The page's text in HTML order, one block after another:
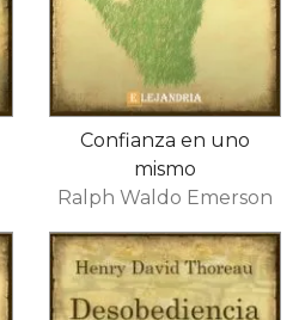
Confianza en uno
mismo
Ralph Waldo Emerson